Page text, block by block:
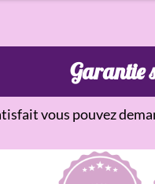
Garantie
vous pouvez